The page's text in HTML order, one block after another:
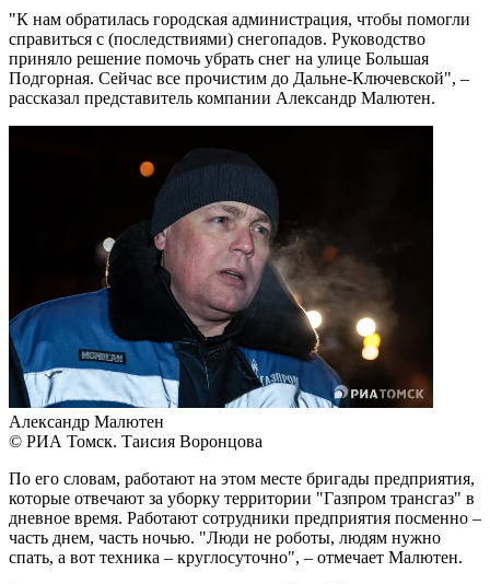
"К нам обратилась городская администрация, чтобы помогли
справиться с (последствиями) снегопадов. Руководство
приняло решение помочь убрать снег на улице Большая
Подгорная. Сейчас все прочистим до Дальне-Ключевской", –
рассказал представитель компании Александр Малютен.
Александр Малютен
© РИА Томск. Таисия Воронцова
По его словам, работают на этом месте бригады предприятия,
которые отвечают за уборку территории "Газпром трансгаз" в
дневное время. Работают сотрудники предприятия посменно –
часть днем, часть ночью. "Люди не роботы, людям нужно
спать, а вот техника – круглосуточно", – отмечает Малютен.